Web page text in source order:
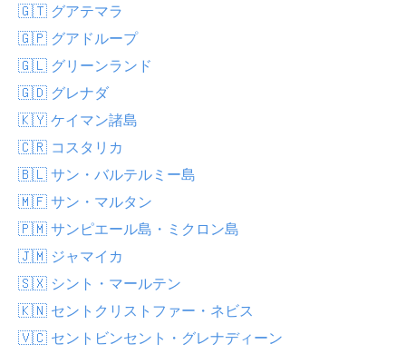
🇬🇹 グアテマラ
🇬🇵 グアドループ
🇬🇱 グリーンランド
🇬🇩 グレナダ
🇰🇾 ケイマン諸島
🇨🇷 コスタリカ
🇧🇱 サン・バルテルミー島
🇲🇫 サン・マルタン
🇵🇲 サンピエール島・ミクロン島
🇯🇲 ジャマイカ
🇸🇽 シント・マールテン
🇰🇳 セントクリストファー・ネビス
🇻🇨 セントビンセント・グレナディーン